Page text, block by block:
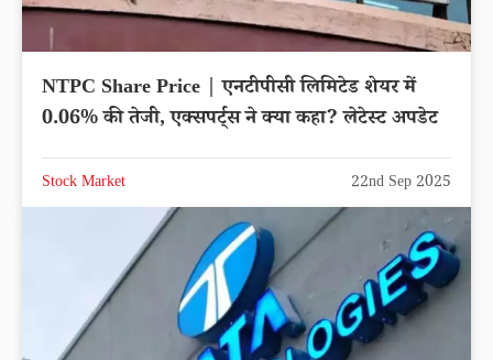
NTPC Share Price | एनटीपीसी लिमिटेड शेयर में
0.06% की तेजी, एक्सपर्ट्स ने क्या कहा? लेटेस्ट अपडेट
Stock Market 22nd Sep 2025